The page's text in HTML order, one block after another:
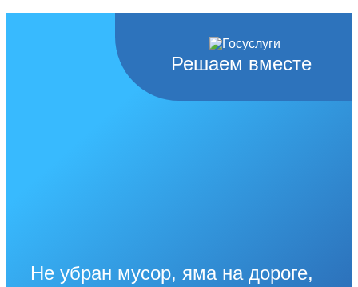
Решаем вместе
Не убран мусор, яма на дороге,